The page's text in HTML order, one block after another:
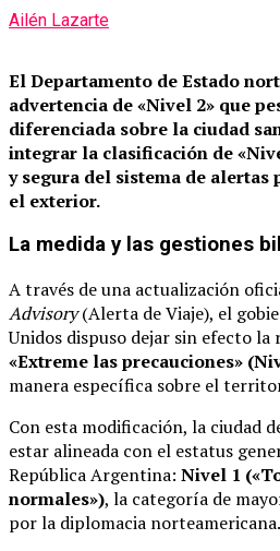
Ailén Lazarte
El Departamento de Estado
advertencia de «Nivel 2» que
diferenciada sobre la ciudad
integrar la clasificación de
y segura del sistema de alertas
el exterior.
La medida y las gestiones
A través de una actualización
Advisory(Alerta de Viaje), el
Unidos dispuso dejar sin efecto la
«Extreme las precauciones»
manera específica sobre el
Con esta modificación, la ciudad
estar alineada con el estatus
República Argentina: Nivel 1
normales»), la categoría de
por la diplomacia norteamericana.